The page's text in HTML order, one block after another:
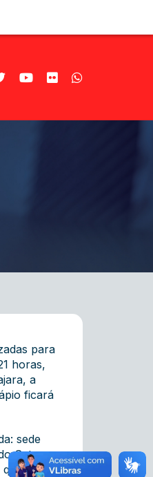
para
horas,
a
ficará
sede
Setor
não